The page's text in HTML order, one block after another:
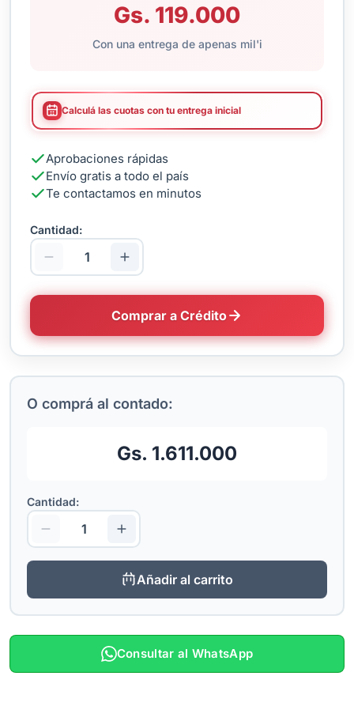
Gs. 119.000
Con una entrega de apenas mil'i
Calculá las cuotas con tu entrega inicial
Aprobaciones rápidas
Envío gratis a todo el país
Te contactamos en minutos
Cantidad:
Comprar a Crédito
O comprá al contado:
Gs. 1.611.000
Cantidad:
Añadir al carrito
Consultar al WhatsApp